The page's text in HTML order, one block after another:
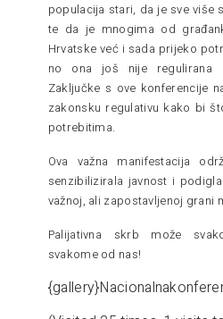
populacija stari, da je sve više
te da je mnogima od
Hrvatske već i sada prijeko
no ona još nije regulirana
Zaključke s ove konferencije
zakonsku regulativu kako bi
potrebitima.
Ova važna manifestacija
senzibilizirala javnost i
važnoj, ali zapostavljenoj grani
Palijativna skrb može
svakome od nas!